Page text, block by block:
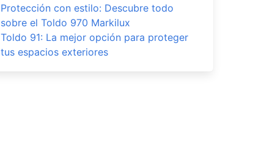
Protección con estilo: Descubre todo
sobre el Toldo 970 Markilux
Toldo 91: La mejor opción para proteger
tus espacios exteriores